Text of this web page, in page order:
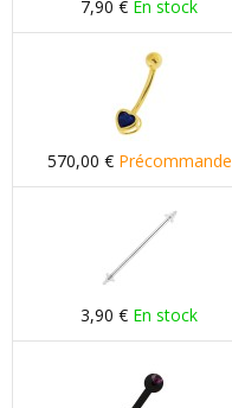
7,90 € En stock
570,00 € Précommande
3,90 € En stock